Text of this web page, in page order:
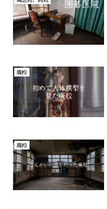
廃校
廃校